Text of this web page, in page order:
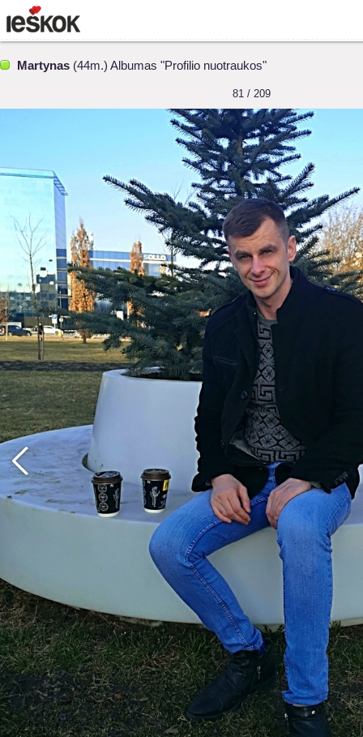
Martynas (44m.) Albumas "Profilio nuotraukos"
81 / 209